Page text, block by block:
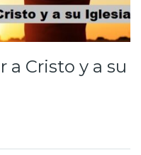
a Cristo y a su